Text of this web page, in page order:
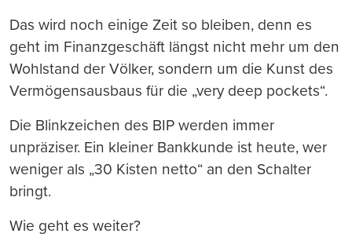
Das wird noch einige Zeit so bleiben, denn es
geht im Finanzgeschäft längst nicht mehr um den
Wohlstand der Völker, sondern um die Kunst des
Vermögensausbaus für die „very deep pockets“.
Die Blinkzeichen des BIP werden immer
unpräziser. Ein kleiner Bankkunde ist heute, wer
weniger als „30 Kisten netto“ an den Schalter
bringt.
Wie geht es weiter?